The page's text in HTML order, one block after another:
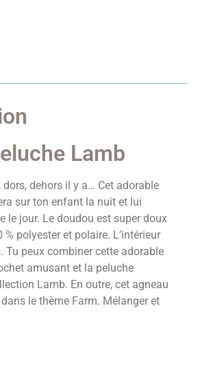
Lamb
dehors il y a… Cet adorable
sur ton enfant la nuit et lui
le jour. Le doudou est super doux
polyester et polaire. L’intérieur
Tu peux combiner cette adorable
amusant et la peluche
Lamb. En outre, cet agneau
le thème Farm. Mélanger et